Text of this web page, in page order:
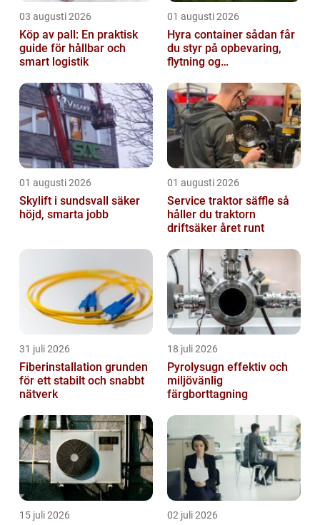
03 augusti 2026
Köp av pall: En praktisk
guide för hållbar och
smart logistik
01 augusti 2026
Hyra container sådan får
du styr på opbevaring,
flytning og
01 augusti 2026
Skylift i sundsvall säker
höjd, smarta jobb
01 augusti 2026
Service traktor säffle så
håller du traktorn
driftsäker året runt
31 juli 2026
Fiberinstallation grunden
för ett stabilt och snabbt
nätverk
18 juli 2026
Pyrolysugn effektiv och
miljövänlig
färgborttagning
15 juli 2026 02 juli 2026